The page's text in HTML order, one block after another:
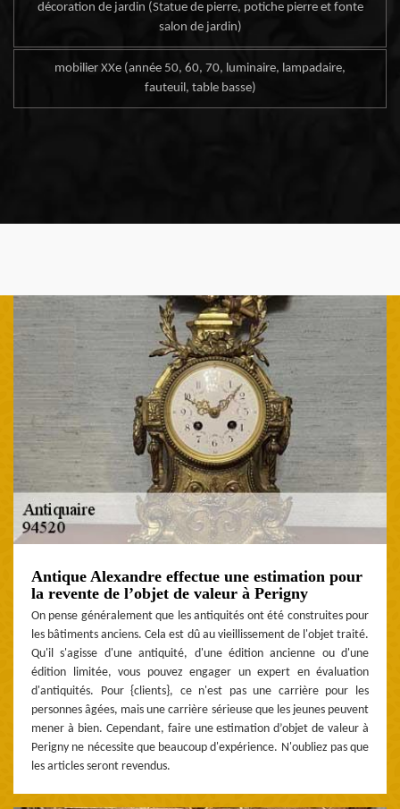
décoration de jardin (Statue de pierre, potiche pierre et fonte
salon de jardin)
mobilier XXe (année 50, 60, 70, luminaire, lampadaire,
fauteuil, table basse)
Antique Alexandre effectue une estimation pour
la revente de l’objet de valeur à Perigny
On pense généralement que les antiquités ont été construites pour
les bâtiments anciens. Cela est dû au vieillissement de l'objet traité.
Qu'il s'agisse d'une antiquité, d'une édition ancienne ou d'une
édition limitée, vous pouvez engager un expert en évaluation
d'antiquités. Pour {clients}, ce n'est pas une carrière pour les
personnes âgées, mais une carrière sérieuse que les jeunes peuvent
mener à bien. Cependant, faire une estimation d’objet de valeur à
Perigny ne nécessite que beaucoup d'expérience. N'oubliez pas que
les articles seront revendus.